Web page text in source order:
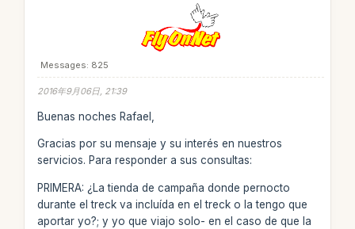
Messages: 825
2016年9月06日, 21:39
Buenas noches Rafael,
Gracias por su mensaje y su interés en nuestros
servicios. Para responder a sus consultas:
PRIMERA: ¿La tienda de campaña donde pernocto
durante el treck va incluída en el treck o la tengo que
aportar yo?; y yo que viajo solo- en el caso de que la